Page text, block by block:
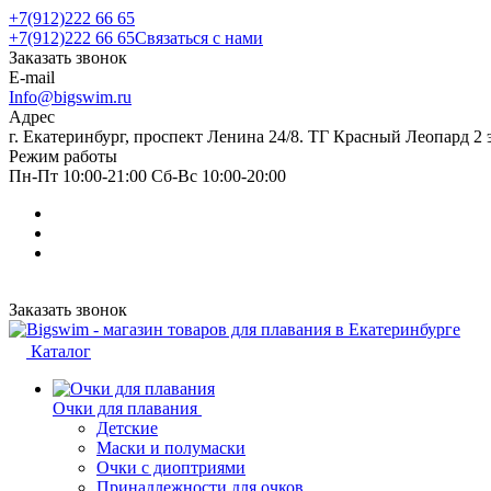
+7(912)222 66 65
+7(912)222 66 65Связаться с нами
Заказать звонок
E-mail
Info@bigswim.ru
Адрес
г. Екатеринбург, проспект Ленина 24/8. ТГ Красный Леопард 2
Режим работы
Пн-Пт 10:00-21:00 Сб-Вс 10:00-20:00
Заказать звонок
Каталог
Очки для плавания
Детские
Маски и полумаски
Очки с диоптриями
Принадлежности для очков